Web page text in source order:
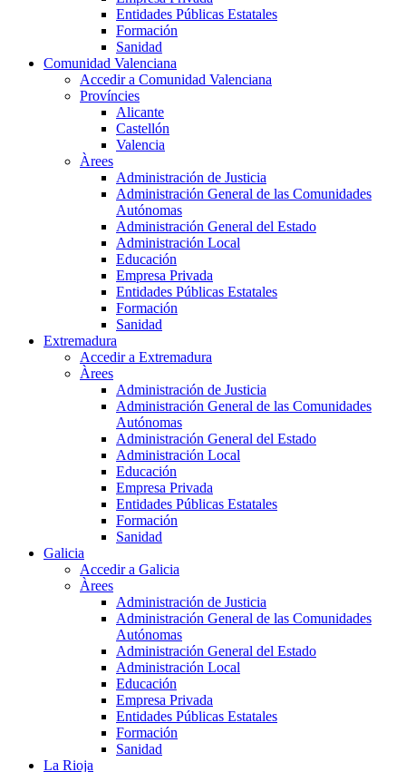
Entidades Públicas Estatales
Formación
Sanidad
Comunidad Valenciana
Accedir a Comunidad Valenciana
Províncies
Alicante
Castellón
Valencia
Àrees
Administración de Justicia
Administración General de las Comunidades
Autónomas
Administración General del Estado
Administración Local
Educación
Empresa Privada
Entidades Públicas Estatales
Formación
Sanidad
Extremadura
Accedir a Extremadura
Àrees
Administración de Justicia
Administración General de las Comunidades
Autónomas
Administración General del Estado
Administración Local
Educación
Empresa Privada
Entidades Públicas Estatales
Formación
Sanidad
Galicia
Accedir a Galicia
Àrees
Administración de Justicia
Administración General de las Comunidades
Autónomas
Administración General del Estado
Administración Local
Educación
Empresa Privada
Entidades Públicas Estatales
Formación
Sanidad
La Rioja